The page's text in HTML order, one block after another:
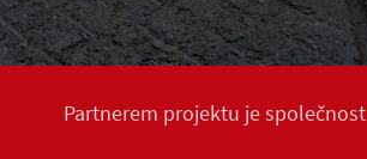
Partnerem projektu je společnost